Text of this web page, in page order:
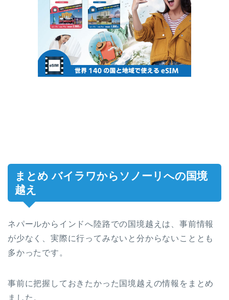
まとめ バイラワからソノーリへの国境
越え
ネパールからインドへ陸路での国境越えは、事前情報
が少なく、実際に行ってみないと分からないこととも
多かったです。
事前に把握しておきたかった国境越えの情報をまとめ
ました。